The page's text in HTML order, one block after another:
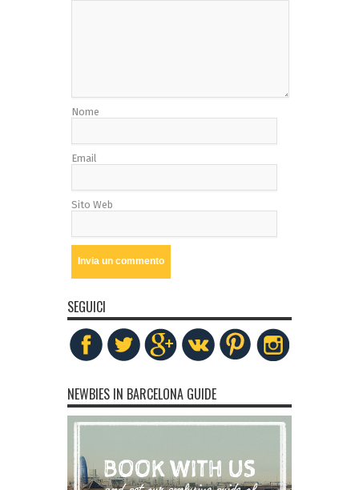
Nome
Email
Sito Web
SEGUICI
NEWBIES IN BARCELONA GUIDE